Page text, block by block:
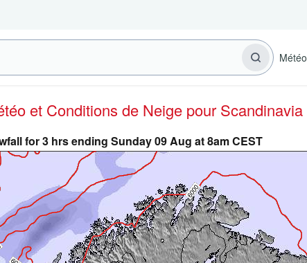
Météo
et Conditions de Neige pour Scandinavia
for 3 hrs ending Sunday 09 Aug at 8am CEST